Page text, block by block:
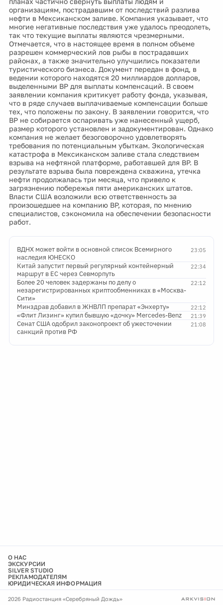
организациям, пострадавшим от последствий разлива
нефти в Мексиканском заливе. Компания указывает, что
многие негативные последствия уже удалось преодолеть,
так что текущие выплаты являются чрезмерными.
Отмечается, что в настоящее время в полном объеме
разрешен коммерческий лов рыбы в пострадавших
районах, а также значительно улучшились показатели
туристического бизнеса. Документ передан в фонд, в
ведении которого находятся 20 миллиардов долларов,
выделенными BP для выплаты компенсаций. В своем
заявлении компания критикует работу фонда, указывая,
что в ряде случаев выплачиваемые компенсации больше
тех, что положены по закону. В заявлении говорится, что
BP не собирается оспаривать уже нанесенный ущерб,
размер которого установлен и задокументирован. Однако
компания не желает безоговорочно удовлетворять
требования по потенциальным убыткам. Экологическая
катастрофа в Мексиканском заливе стала следствием
взрыва на нефтяной платформе, работавшей для BP. В
результате взрыва была повреждена скважина, утечка
нефти продолжалась три месяца, что привело к
загрязнению побережья пяти американских штатов.
Власти США возложили всю ответственность за
произошедшее на компанию BP, которая, по мнению
специалистов, сэкономила на обеспечении безопасности
работ.
23:05
ВДНХ может войти в основной список Всемирного
наследия ЮНЕСКО
22:34
Китай запустит первый регулярный контейнерный
маршрут в ЕС через Севморпуть
22:12
Более 20 человек задержаны по делу о
незарегистрированных криптообменниках в «Москва-
Сити»
22:12
Минздрав добавил в ЖНВЛП препарат «Энхерту»
21:39
«Флит Лизинг» купил бывшую «дочку» Mercedes-Benz
21:08
Сенат США одобрил законопроект об ужесточении
санкций против РФ
О НАС
ЭКСКУРСИИ
SILVER STUDIO
РЕКЛАМОДАТЕЛЯМ
ЮРИДИЧЕСКАЯ ИНФОРМАЦИЯ
2026 Радиостанция «Серебряный Дождь»